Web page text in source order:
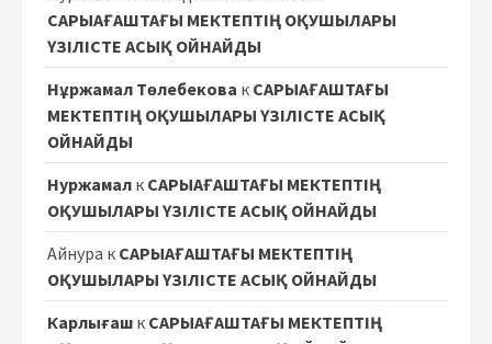
САРЫАҒАШТАҒЫ МЕКТЕПТІҢ ОҚУШЫЛАРЫ
ҮЗІЛІСТЕ АСЫҚ ОЙНАЙДЫ
Нұржамал Төлебекова к САРЫАҒАШТАҒЫ
МЕКТЕПТІҢ ОҚУШЫЛАРЫ ҮЗІЛІСТЕ АСЫҚ
ОЙНАЙДЫ
Нуржамал к САРЫАҒАШТАҒЫ МЕКТЕПТІҢ
ОҚУШЫЛАРЫ ҮЗІЛІСТЕ АСЫҚ ОЙНАЙДЫ
Айнура к САРЫАҒАШТАҒЫ МЕКТЕПТІҢ
ОҚУШЫЛАРЫ ҮЗІЛІСТЕ АСЫҚ ОЙНАЙДЫ
Карлығаш к САРЫАҒАШТАҒЫ МЕКТЕПТІҢ